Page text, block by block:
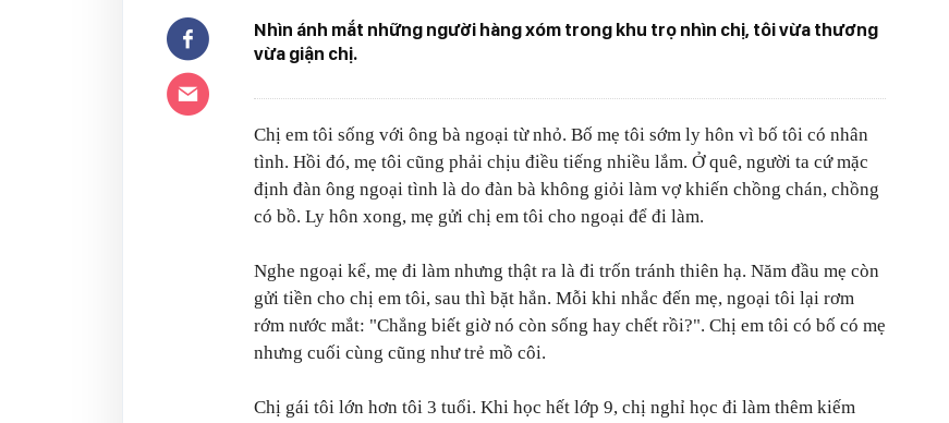
Nhìn ánh mắt những người hàng xóm trong khu trọ nhìn chị, tôi vừa thương
vừa giận chị.
Chị em tôi sống với ông bà ngoại từ nhỏ. Bố mẹ tôi sớm ly hôn vì bố tôi có nhân
tình. Hồi đó, mẹ tôi cũng phải chịu điều tiếng nhiều lắm. Ở quê, người ta cứ mặc
định đàn ông ngoại tình là do đàn bà không giỏi làm vợ khiến chồng chán, chồng
có bồ. Ly hôn xong, mẹ gửi chị em tôi cho ngoại để đi làm.
Nghe ngoại kể, mẹ đi làm nhưng thật ra là đi trốn tránh thiên hạ. Năm đầu mẹ còn
gửi tiền cho chị em tôi, sau thì bặt hẳn. Mỗi khi nhắc đến mẹ, ngoại tôi lại rơm
rớm nước mắt: "Chẳng biết giờ nó còn sống hay chết rồi?". Chị em tôi có bố có mẹ
nhưng cuối cùng cũng như trẻ mồ côi.
Chị gái tôi lớn hơn tôi 3 tuổi. Khi học hết lớp 9, chị nghỉ học đi làm thêm kiếm